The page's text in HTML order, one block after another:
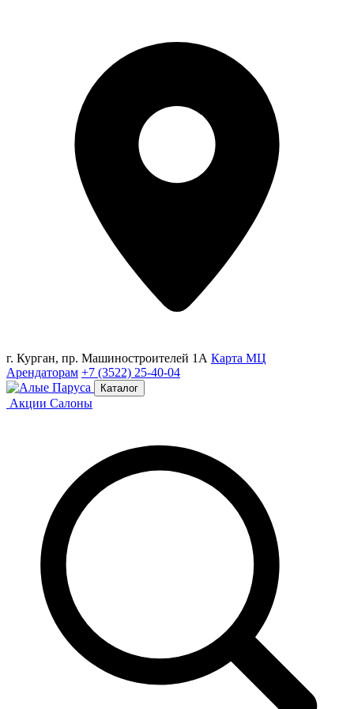
г. Курган, пр. Машиностроителей 1А Карта МЦ
Арендаторам +7 (3522) 25-40-04
Каталог
Акции Салоны